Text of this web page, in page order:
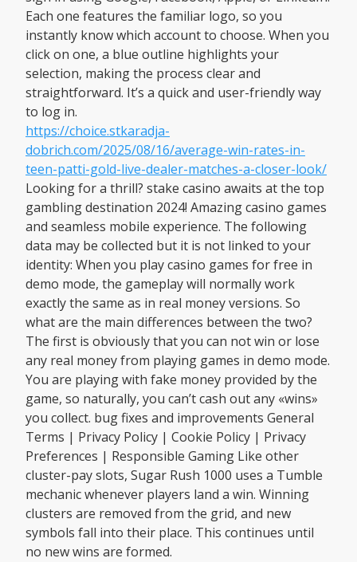
Each one features the familiar logo, so you
instantly know which account to choose. When you
click on one, a blue outline highlights your
selection, making the process clear and
straightforward. It’s a quick and user-friendly way
to log in.
https://choice.stkaradja-
dobrich.com/2025/08/16/average-win-rates-in-
teen-patti-gold-live-dealer-matches-a-closer-look/
Looking for a thrill? stake casino awaits at the top
gambling destination 2024! Amazing casino games
and seamless mobile experience. The following
data may be collected but it is not linked to your
identity: When you play casino games for free in
demo mode, the gameplay will normally work
exactly the same as in real money versions. So
what are the main differences between the two?
The first is obviously that you can not win or lose
any real money from playing games in demo mode.
You are playing with fake money provided by the
game, so naturally, you can’t cash out any «wins»
you collect. bug fixes and improvements General
Terms | Privacy Policy | Cookie Policy | Privacy
Preferences | Responsible Gaming Like other
cluster-pay slots, Sugar Rush 1000 uses a Tumble
mechanic whenever players land a win. Winning
clusters are removed from the grid, and new
symbols fall into their place. This continues until
no new wins are formed.